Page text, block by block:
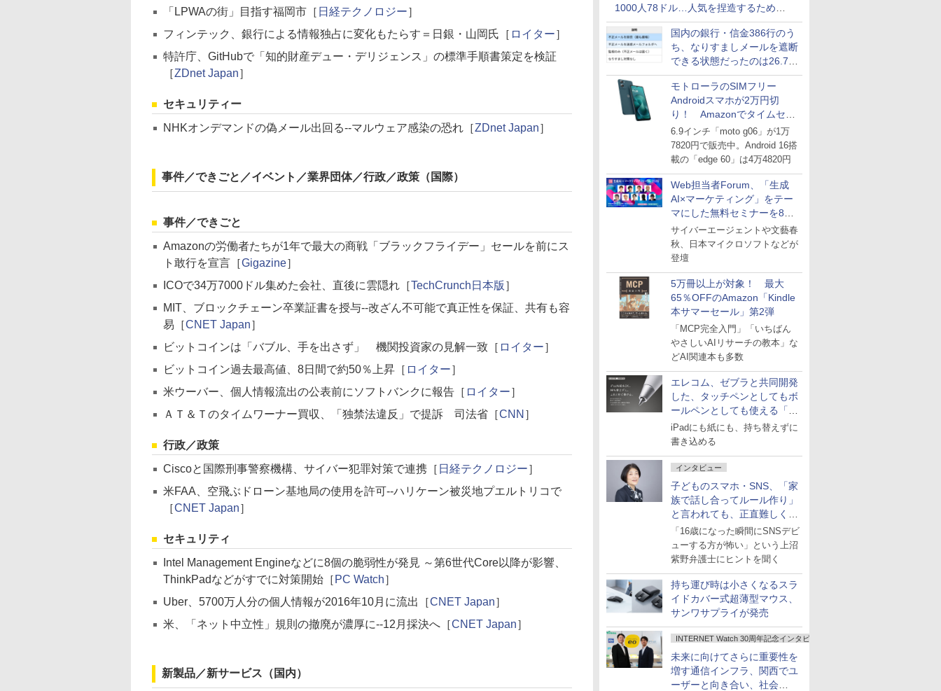
1000人78ドル…人気を捏造するための
価格リストが公開中
国内の銀行・信金386行のう
ち、なりすましメールを遮断
できる状態だったのは26.7％
にとどまる～GMOブランド
セキュリティ調査
モトローラのSIMフリー
Androidスマホが2万円切
り！ Amazonでタイムセー
ル
6.9インチ「moto g06」が1万
7820円で販売中。Android 16搭
載の「edge 60」は4万4820円
Web担当者Forum、「生成
AI×マーケティング」をテー
マにした無料セミナーを8月
27日にオンライン開催
サイバーエージェントや文藝春
秋、日本マイクロソフトなどが
登壇
5万冊以上が対象！ 最大
65％OFFのAmazon「Kindle
本サマーセール」第2弾
「MCP完全入門」「いちばん
やさしいAIリサーチの教本」な
どAI関連本も多数
エレコム、ゼブラと共同開発
した、タッチペンとしてもボ
ールペンとしても使える「ス
タイラスツーウェイ」発売
iPadにも紙にも、持ち替えずに
書き込める
インタビュー
子どものスマホ・SNS、「家
族で話し合ってルール作り」
と言われても、正直難しくな
いですか？
「16歳になった瞬間にSNSデビ
ューする方が怖い」という上沼
紫野弁護士にヒントを聞く
持ち運び時は小さくなるスラ
イドカバー式超薄型マウス、
サンワサプライが発売
INTERNET Watch 30周年記念インタビュー
未来に向けてさらに重要性を
増す通信インフラ、関西でユ
ーザーと向き合い、社会
「LPWAの街」目指す福岡市［ 日経テクノロジー］
フィンテック、銀行による情報独占に変化もたらす＝日銀・山岡氏［ ロイター］
特許庁、GitHubで「知的財産デュー・デリジェンス」の標準手順書策定を検証
［ZDnet Japan］
セキュリティー
NHKオンデマンドの偽メール出回る--マルウェア感染の恐れ［ZDnet Japan］
事件／できごと／イベント／業界団体／行政／政策（国際）
事件／できごと
Amazonの労働者たちが1年で最大の商戦「ブラックフライデー」セールを前にス
ト敢行を宣言［Gigazine］
ICOで34万7000ドル集めた会社、直後に雲隠れ［TechCrunch日本版 ］
MIT、ブロックチェーン卒業証書を授与--改ざん不可能で真正性を保証、共有も容
易［CNET Japan］
ビットコインは「バブル、手を出さず」 機関投資家の見解一致［ ロイター］
ビットコイン過去最高値、8日間で約50％上昇［ ロイター］
米ウーバー、個人情報流出の公表前にソフトバンクに報告［ ロイター］
ＡＴ＆Ｔのタイムワーナー買収、「独禁法違反」で提訴 司法省［CNN ］
行政／政策
Ciscoと国際刑事警察機構、サイバー犯罪対策で連携［ 日経テクノロジー］
米FAA、空飛ぶドローン基地局の使用を許可--ハリケーン被災地プエルトリコで
［CNET Japan］
セキュリティ
Intel Management Engineなどに8個の脆弱性が発見 ～第6世代Core以降が影響、
ThinkPadなどがすでに対策開始［ PC Watch］
Uber、5700万人分の個人情報が2016年10月に流出［CNET Japan］
米、「ネット中立性」規則の撤廃が濃厚に--12月採決へ［CNET Japan］
新製品／新サービス（国内）